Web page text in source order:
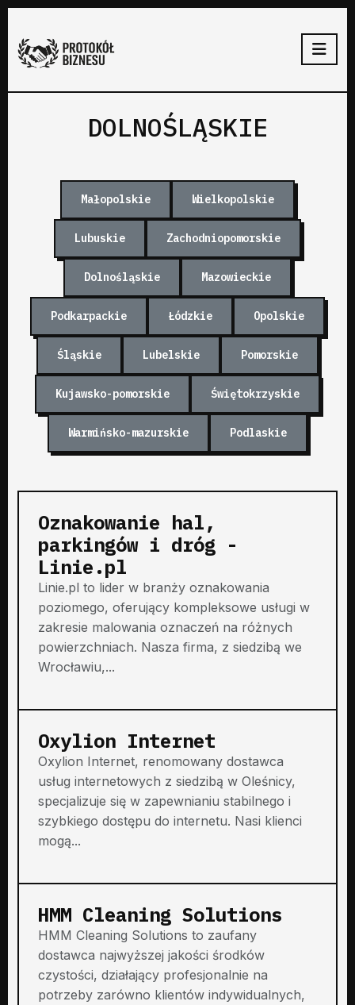
DOLNOŚLĄSKIE
Małopolskie Wielkopolskie
Lubuskie Zachodniopomorskie
Dolnośląskie Mazowieckie
Podkarpackie Łódzkie Opolskie
Śląskie Lubelskie Pomorskie
Kujawsko-pomorskie Świętokrzyskie
Warmińsko-mazurskie Podlaskie
Oznakowanie hal,
parkingów i dróg -
Linie.pl
Linie.pl to lider w branży oznakowania
poziomego, oferujący kompleksowe usługi w
zakresie malowania oznaczeń na różnych
powierzchniach. Nasza firma, z siedzibą we
Wrocławiu,...
Oxylion Internet
Oxylion Internet, renomowany dostawca
usług internetowych z siedzibą w Oleśnicy,
specjalizuje się w zapewnianiu stabilnego i
szybkiego dostępu do internetu. Nasi klienci
mogą...
HMM Cleaning Solutions
HMM Cleaning Solutions to zaufany
dostawca najwyższej jakości środków
czystości, działający profesjonalnie na
potrzeby zarówno klientów indywidualnych,